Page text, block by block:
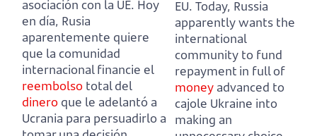
asociación con la UE. Hoy
en día, Rusia
aparentemente quiere
que la comunidad
internacional financie el
reembolso total del
dinero que le adelantó a
Ucrania para persuadirlo a
EU. Today, Russia
apparently wants the
international
community to fund
repayment in full of
money advanced to
cajole Ukraine into
making an